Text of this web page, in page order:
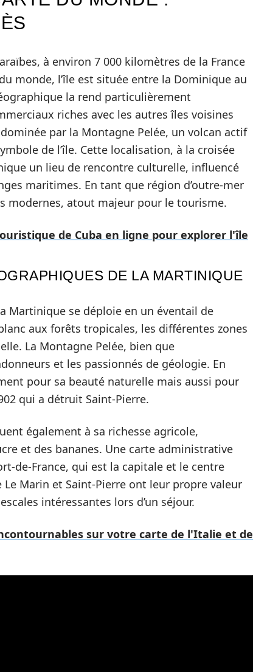
à environ 7 000 kilomètres de la France
monde, l’île est située entre la Dominique au
la rend particulièrement
riches avec les autres îles voisines
par la Montagne Pelée, un volcan actif
de l’île. Cette localisation, à la croisée
un lieu de rencontre culturelle, influencé
maritimes. En tant que région d’outre-mer
modernes, atout majeur pour le tourisme.
de Cuba en ligne pour explorer l'île
DE LA MARTINIQUE
Martinique se déploie en un éventail de
aux forêts tropicales, les différentes zones
La Montagne Pelée, bien que
et les passionnés de géologie. En
pour sa beauté naturelle mais aussi pour
qui a détruit Saint-Pierre.
également à sa richesse agricole,
et des bananes. Une carte administrative
de-France, qui est la capitale et le centre
Le Marin et Saint-Pierre ont leur propre valeur
intéressantes lors d’un séjour.
sur votre carte de l'Italie et de